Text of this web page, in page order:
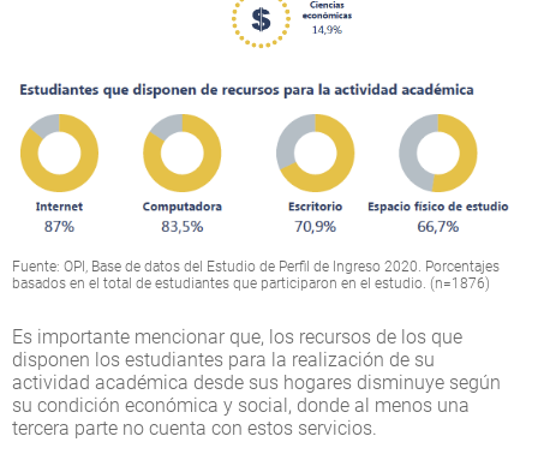
Fuente: OPI, Base de datos del Estudio de Perfil de Ingreso 2020. Porcentajes
basados en el total de estudiantes que participaron en el estudio. (n=1876)
Es importante mencionar que, los recursos de los que
disponen los estudiantes para la realización de su
actividad académica desde sus hogares disminuye según
su condición económica y social, donde al menos una
tercera parte no cuenta con estos servicios.